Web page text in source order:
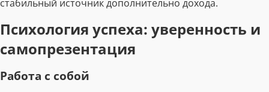
стабильный источник дополнительно дохода.
Психология успеха: уверенность и
самопрезентация
Работа с собой